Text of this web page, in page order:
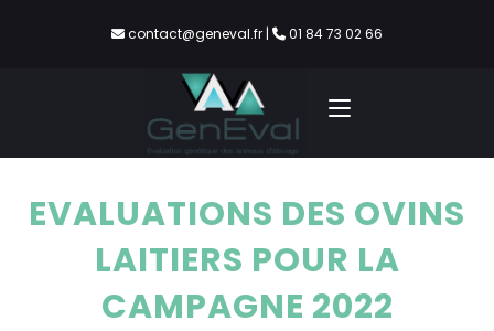
contact@geneval.fr | 01 84 73 02 66
EVALUATIONS DES OVINS
LAITIERS POUR LA
CAMPAGNE 2022